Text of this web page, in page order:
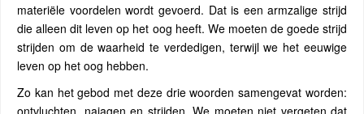
materiële voordelen wordt gevoerd. Dat is een armzalige strijd
die alleen dit leven op het oog heeft. We moeten de goede strijd
strijden om de waarheid te verdedigen, terwijl we het eeuwige
leven op het oog hebben.
Zo kan het gebod met deze drie woorden samengevat worden:
ontvluchten, najagen en strijden. We moeten niet vergeten dat